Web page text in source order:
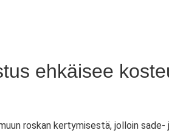
ehkäisee
roskan kertymisestä, jolloin